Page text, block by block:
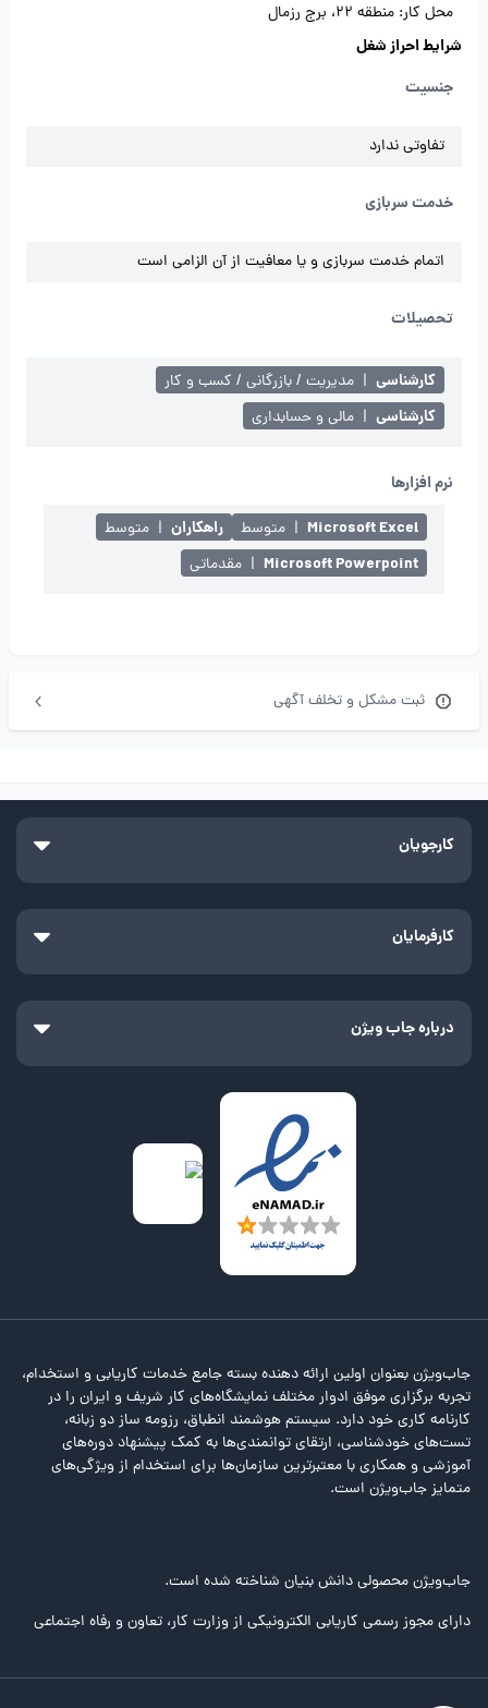
محل کار: منطقه 22، برج‌ رزمال
شرایط احراز شغل
جنسیت
تفاوتی ندارد
خدمت سربازی
اتمام خدمت سربازی و یا معافیت از آن الزامی است
تحصیلات
کارشناسی | مدیریت / بازرگانی / کسب و کار
کارشناسی | مالی و حسابداری
نرم افزارها
Microsoft Excel
| متوسط راهکاران | متوسط
Microsoft Powerpoint
| مقدماتی
ثبت مشکل و تخلف آگهی
کارجویان
کارفرمایان
درباره جاب ویژن
جاب‌ویژن بعنوان اولین ارائه دهنده بسته جامع خدمات کاریابی و استخدام،
تجربه برگزاری موفق ادوار مختلف نمایشگاه‌های کار شریف و ایران را در
کارنامه کاری خود دارد. سیستم هوشمند انطباق، رزومه ساز دو زبانه،
تست‌های خودشناسی، ارتقای توانمندی‌ها به کمک پیشنهاد دوره‌های
آموزشی و همکاری با معتبرترین سازمان‌ها برای استخدام از ویژگی‌های
متمایز جاب‌ویژن است.
جاب‌ویژن محصولی دانش بنیان شناخته شده است.
دارای مجوز رسمی کاریابی الکترونیکی از وزارت کار، تعاون و رفاه اجتماعی